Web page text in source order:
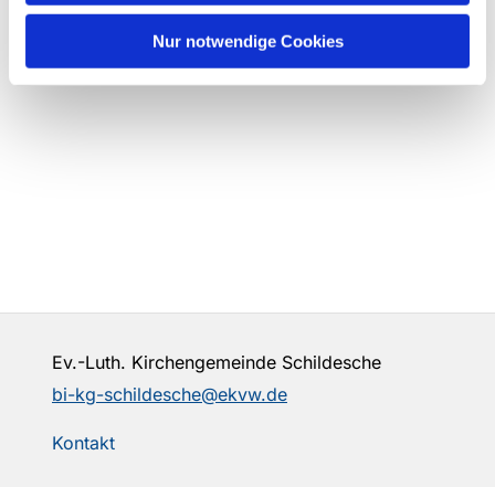
Nur notwendige Cookies
Ev.-Luth. Kirchengemeinde Schildesche
bi-kg-schildesche@ekvw.de
Kontakt